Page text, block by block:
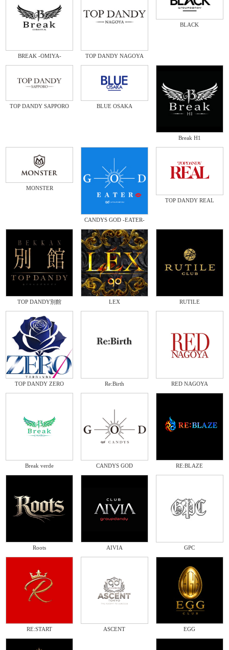
BREAK -OMIYA- TOP DANDY NAGOYA
BLACK
TOP DANDY SAPPORO BLUE OSAKA
Break H1
MONSTER
CANDYS GOD -EATER-
TOP DANDY REAL
TOP DANDY別館 LEX RUTILE
TOP DANDY ZERO Re:Birth RED NAGOYA
Break verde CANDYS GOD RE:BLAZE
Roots AIVIA GPC
RE:START ASCENT EGG